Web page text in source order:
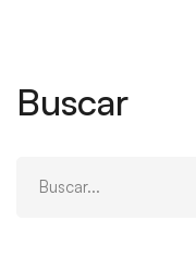
Buscar